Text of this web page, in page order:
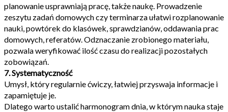
planowanie usprawniają pracę, także naukę. Prowadzenie
zeszytu zadań domowych czy terminarza ułatwi rozplanowanie
nauki, powtórek do klasówek, sprawdzianów, oddawania prac
domowych, referatów. Odznaczanie zrobionego materiału,
pozwala weryfikować ilość czasu do realizacji pozostałych
zobowiązań.
7. Systematyczność
Umysł, który regularnie ćwiczy, łatwiej przyswaja informacje i
zapamiętuje je.
Dlatego warto ustalić harmonogram dnia, w którym nauka staje